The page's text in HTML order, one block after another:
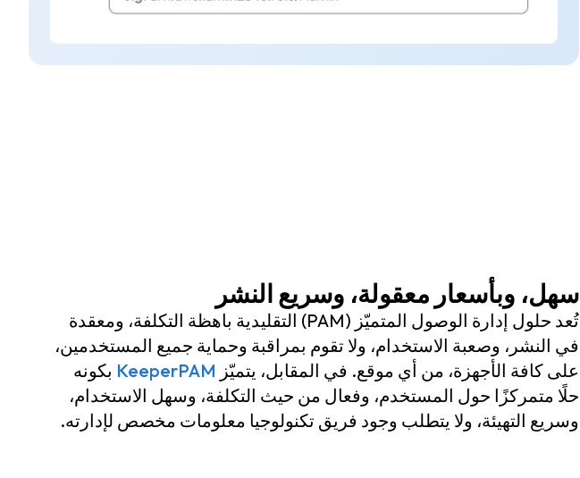
سهل، وبأسعار معقولة، وسريع النشر
تُعد حلول إدارة الوصول المتميّز (PAM) التقليدية باهظة التكلفة، ومعقدة
في النشر، وصعبة الاستخدام، ولا تقوم بمراقبة وحماية جميع المستخدمين،
على كافة الأجهزة، من أي موقع. في المقابل، يتميّز KeeperPAM بكونه
حلًا متمركزًا حول المستخدم، وفعال من حيث التكلفة، وسهل الاستخدام،
وسريع التهيئة، ولا يتطلب وجود فريق تكنولوجيا معلومات مخصص لإدارته.